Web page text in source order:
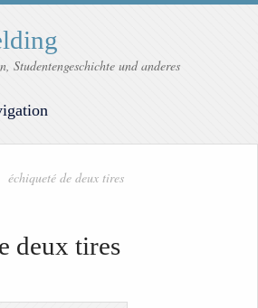
Studentengeschichte und anderes
échiqueté de deux tires
deux tires